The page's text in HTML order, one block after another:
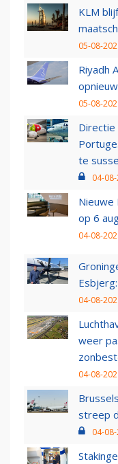
KLM
05-08-
Riyadh
05-08-
te
04-
Nieuwe
op 6
04-08-
04-08-
weer
04-08-
streep
04-